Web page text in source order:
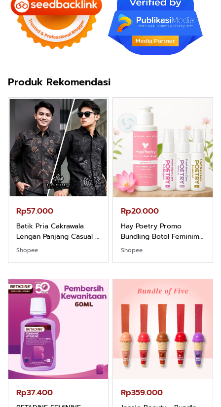
Produk Rekomendasi
Rp57.000
Batik Pria Cakrawala
Lengan Panjang Casual -
Kemeja Batik Pria
Dewasa Lengan Panjang
Nyaman Kemeja Kerja
Santai Slimfit Formal
Shopee
Rp20.000
Hay Poetry Promo
Bundling Botol Feminim
Care Perawatan
Keputihan Kewanitaan
Balance dan Aroma
Bubbelgum Vanilla &
Shopee
Rp37.400 Rp359.000